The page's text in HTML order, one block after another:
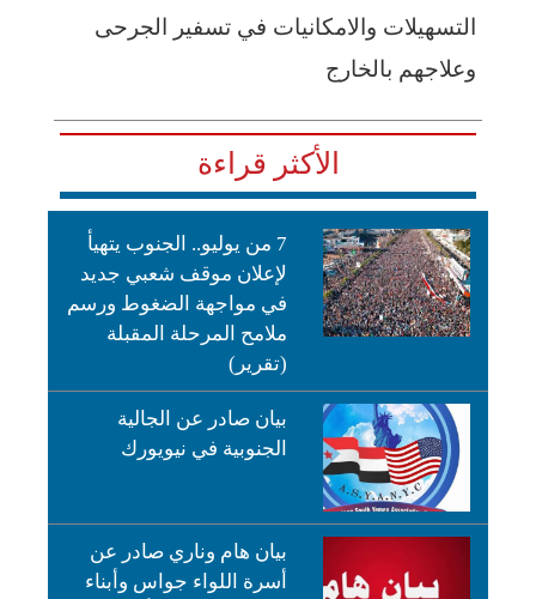
التسهيلات والامكانيات في تسفير الجرحى
وعلاجهم بالخارج
الأكثر قراءة
7 من يوليو.. الجنوب يتهيأ
لإعلان موقف شعبي جديد
في مواجهة الضغوط ورسم
ملامح المرحلة المقبلة
(تقرير)
بيان صادر عن الجالية
الجنوبية في نيويورك
بيان هام وناري صادر عن
أسرة اللواء جواس وأبناء